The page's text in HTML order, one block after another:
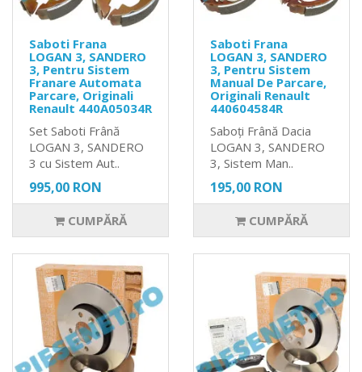
Saboti Frana
LOGAN 3, SANDERO
3, Pentru Sistem
Franare Automata
Parcare, Originali
Renault 440A05034R
Set Saboti Frână
LOGAN 3, SANDERO
3 cu Sistem Aut..
995,00 RON
CUMPĂRĂ
Saboti Frana
LOGAN 3, SANDERO
3, Pentru Sistem
Manual De Parcare,
Originali Renault
440604584R
Saboți Frână Dacia
LOGAN 3, SANDERO
3, Sistem Man..
195,00 RON
CUMPĂRĂ